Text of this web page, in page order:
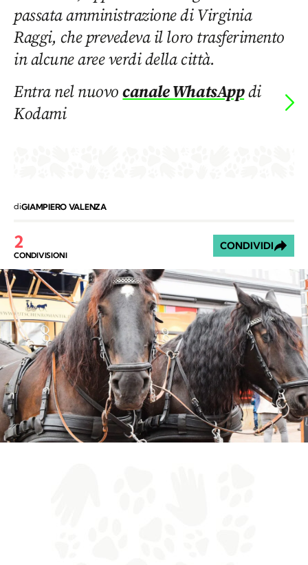
passata amministrazione di Virginia
Raggi, che prevedeva il loro trasferimento
in alcune aree verdi della città.
Entra nel nuovocanale WhatsAppdi
Kodami
diGIAMPIERO VALENZA
2
CONDIVISIONI
CONDIVIDI